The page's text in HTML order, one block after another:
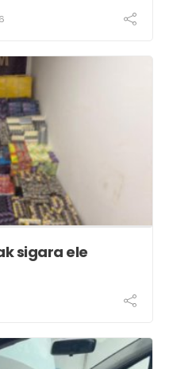
sigara ele